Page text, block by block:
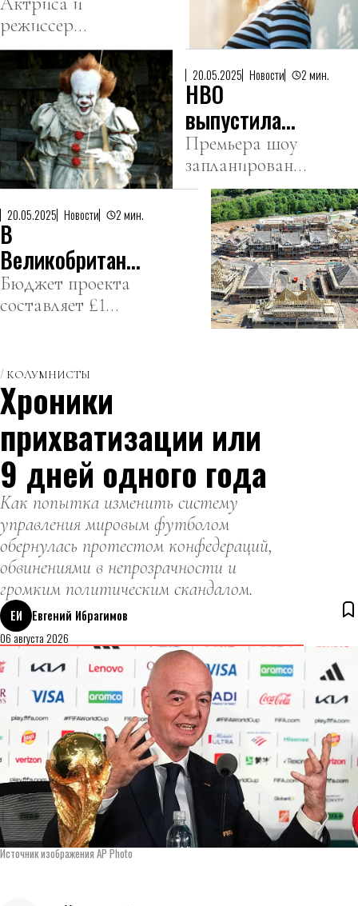
Канны своим
режиссерским
дебютом
режиссер
привезла на
фестиваль
фильм о дружбе
и прощении.
20.05.2025 Новости 2 мин.
HBO
выпустила
трейлер
приквела
хоррора
«Оно» —
«Добро
пожаловать в
Дерри»
Премьера шоу
запланирована
на осень,
однако точная
дата пока не
объявлена.
20.05.2025 Новости 2 мин.
В
Великобритании
строят мини-
город для
Поттере
Бюджет проекта
составляет £1
КОЛУМНИСТЫ
Хроники
прихватизации или
9 дней одного года
Как попытка изменить систему
управления мировым футболом
обернулась протестом конфедераций,
обвинениями в непрозрачности и
громким политическим скандалом.
ЕИ
Евгений Ибрагимов
06 августа 2026
Источник изображения AP Photo